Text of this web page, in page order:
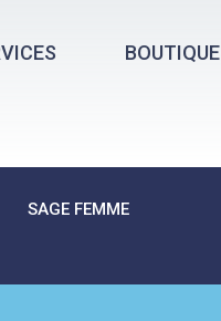
BOUTIQUE
SAGE FEMME